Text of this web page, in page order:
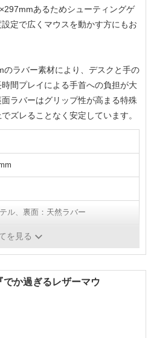
あるためシューティングゲ
定で広くマウスを動かす方にもお
のラバー素材により、デスクと手の
間プレイによる手首への負担が大
ラバーはグリップ性が高まる特殊
ズレることなく安定しています。
ル、裏面：天然ラバー
を見る
でか過ぎるレザーマウ